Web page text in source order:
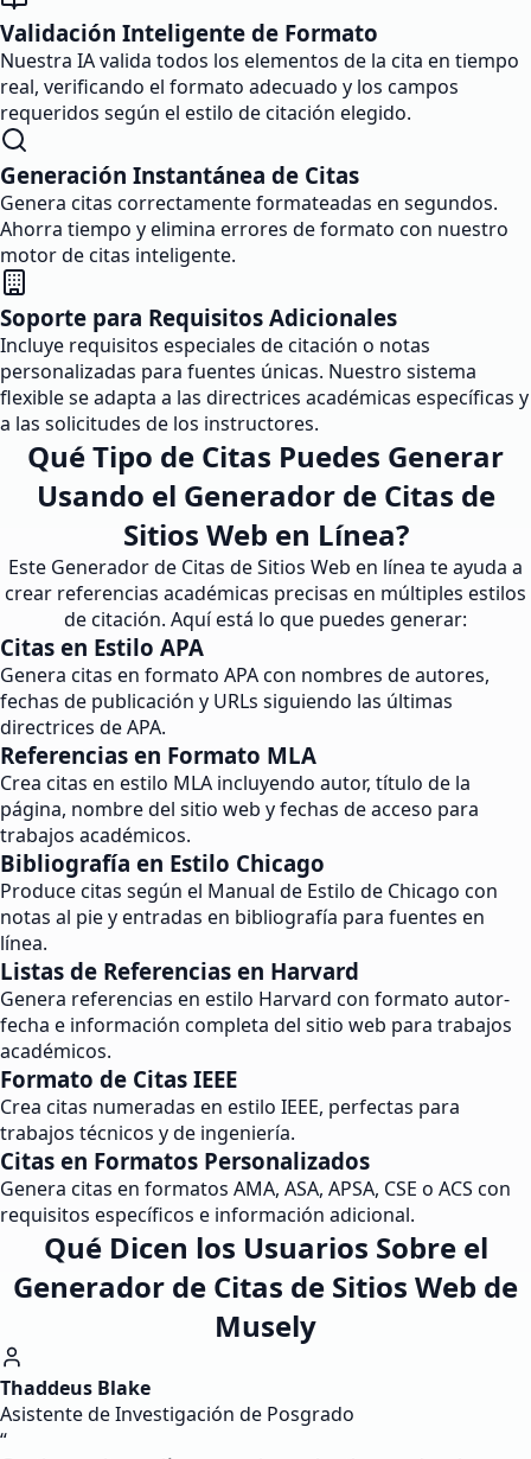
Validación Inteligente de Formato
Nuestra IA valida todos los elementos de la cita en tiempo
real, verificando el formato adecuado y los campos
requeridos según el estilo de citación elegido.
Generación Instantánea de Citas
Genera citas correctamente formateadas en segundos.
Ahorra tiempo y elimina errores de formato con nuestro
motor de citas inteligente.
Soporte para Requisitos Adicionales
Incluye requisitos especiales de citación o notas
personalizadas para fuentes únicas. Nuestro sistema
flexible se adapta a las directrices académicas específicas y
a las solicitudes de los instructores.
Qué Tipo de Citas Puedes Generar
Usando el Generador de Citas de
Sitios Web en Línea?
Este Generador de Citas de Sitios Web en línea te ayuda a
crear referencias académicas precisas en múltiples estilos
de citación. Aquí está lo que puedes generar:
Citas en Estilo APA
Genera citas en formato APA con nombres de autores,
fechas de publicación y URLs siguiendo las últimas
directrices de APA.
Referencias en Formato MLA
Crea citas en estilo MLA incluyendo autor, título de la
página, nombre del sitio web y fechas de acceso para
trabajos académicos.
Bibliografía en Estilo Chicago
Produce citas según el Manual de Estilo de Chicago con
notas al pie y entradas en bibliografía para fuentes en
línea.
Listas de Referencias en Harvard
Genera referencias en estilo Harvard con formato autor-
fecha e información completa del sitio web para trabajos
académicos.
Formato de Citas IEEE
Crea citas numeradas en estilo IEEE, perfectas para
trabajos técnicos y de ingeniería.
Citas en Formatos Personalizados
Genera citas en formatos AMA, ASA, APSA, CSE o ACS con
requisitos específicos e información adicional.
Qué Dicen los Usuarios Sobre el
Generador de Citas de Sitios Web de
Musely
Thaddeus Blake
Asistente de Investigación de Posgrado
“